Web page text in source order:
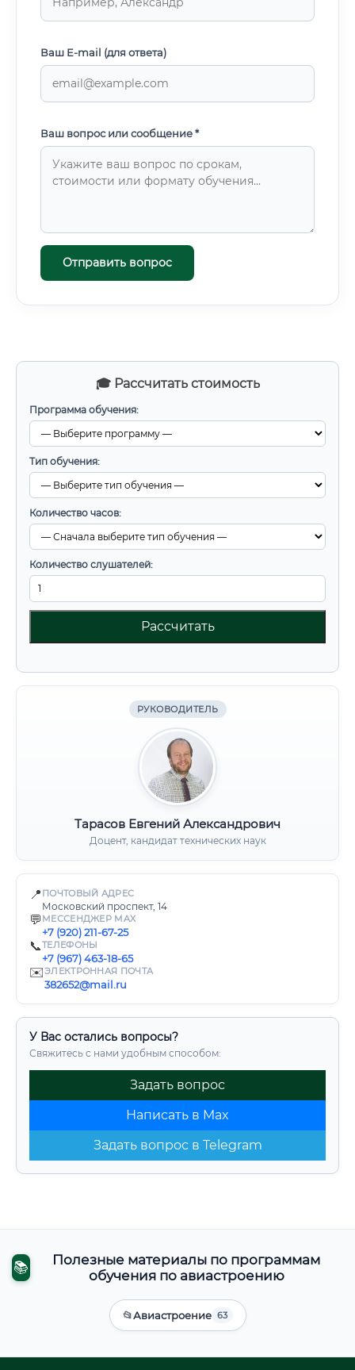
🎓 Рассчитать стоимость
Программа обучения:
Тип обучения:
Количество часов:
Количество слушателей:
Рассчитать
РУКОВОДИТЕЛЬ
Тарасов Евгений Александрович
Доцент, кандидат технических наук
📍 ПОЧТОВЫЙ АДРЕС
Московский проспект, 14
💬 МЕССЕНДЖЕР MAX
+7 (920) 211-67-25
📞ТЕЛЕФОНЫ
+7 (967) 463-18-65
✉️ЭЛЕКТРОННАЯ ПОЧТА
382652@mail.ru
У Вас остались вопросы?
Свяжитесь с нами удобным способом:
Задать вопрос
Написать в Max
Задать вопрос в Telegram
Ваш E-mail (для ответа)
Ваш вопрос или сообщение *
Отправить вопрос
📚
Полезные материалы по программам
обучения по авиастроению
📂Авиастроение 63